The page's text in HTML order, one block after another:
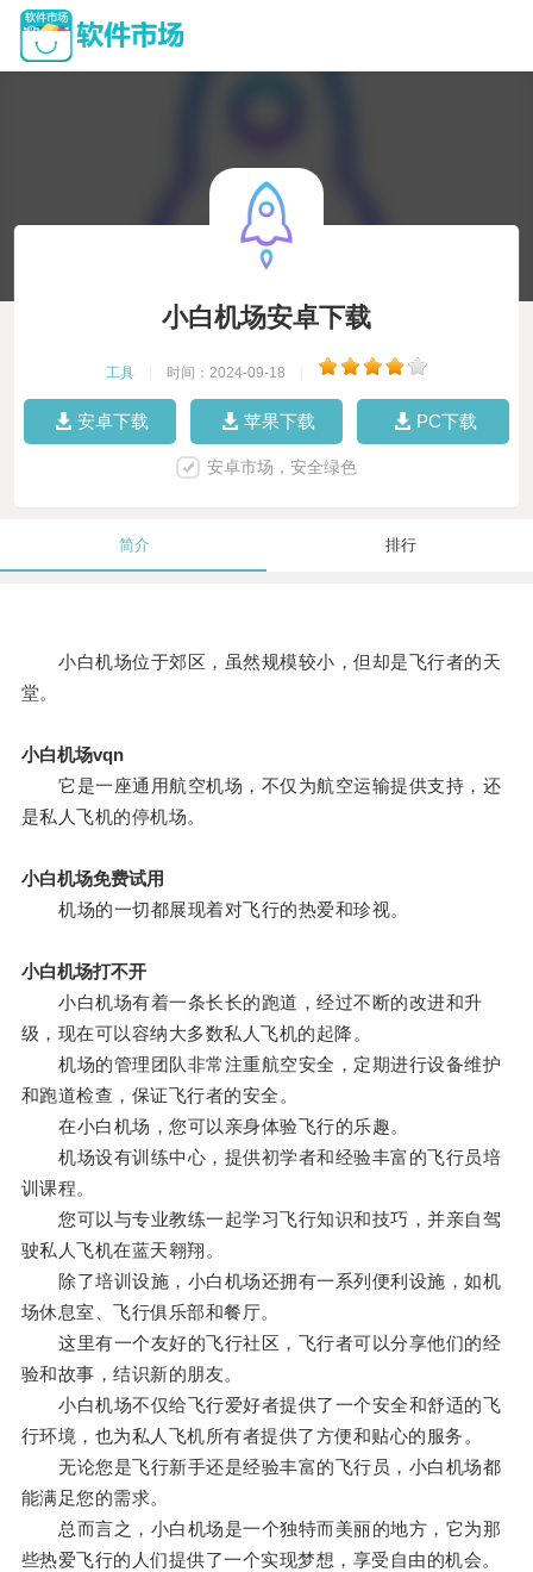
小白机场安卓下载
工具 时间：2024-09-18
安卓下载 苹果下载 PC下载
安卓市场，安全绿色
简介 排行
小白机场位于郊区，虽然规模较小，但却是飞行者的天
堂。
小白机场vqn
它是一座通用航空机场，不仅为航空运输提供支持，还
是私人飞机的停机场。
小白机场免费试用
机场的一切都展现着对飞行的热爱和珍视。
小白机场打不开
小白机场有着一条长长的跑道，经过不断的改进和升
级，现在可以容纳大多数私人飞机的起降。
机场的管理团队非常注重航空安全，定期进行设备维护
和跑道检查，保证飞行者的安全。
在小白机场，您可以亲身体验飞行的乐趣。
机场设有训练中心，提供初学者和经验丰富的飞行员培
训课程。
您可以与专业教练一起学习飞行知识和技巧，并亲自驾
驶私人飞机在蓝天翱翔。
除了培训设施，小白机场还拥有一系列便利设施，如机
场休息室、飞行俱乐部和餐厅。
这里有一个友好的飞行社区，飞行者可以分享他们的经
验和故事，结识新的朋友。
小白机场不仅给飞行爱好者提供了一个安全和舒适的飞
行环境，也为私人飞机所有者提供了方便和贴心的服务。
无论您是飞行新手还是经验丰富的飞行员，小白机场都
能满足您的需求。
总而言之，小白机场是一个独特而美丽的地方，它为那
些热爱飞行的人们提供了一个实现梦想，享受自由的机会。